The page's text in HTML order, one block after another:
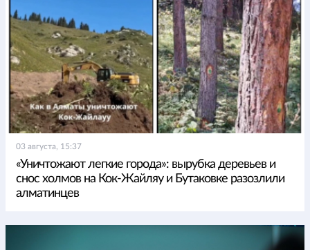
03 августа, 15:37
«Уничтожают легкие города»: вырубка деревьев и
снос холмов на Кок-Жайляу и Бутаковке разозлили
алматинцев